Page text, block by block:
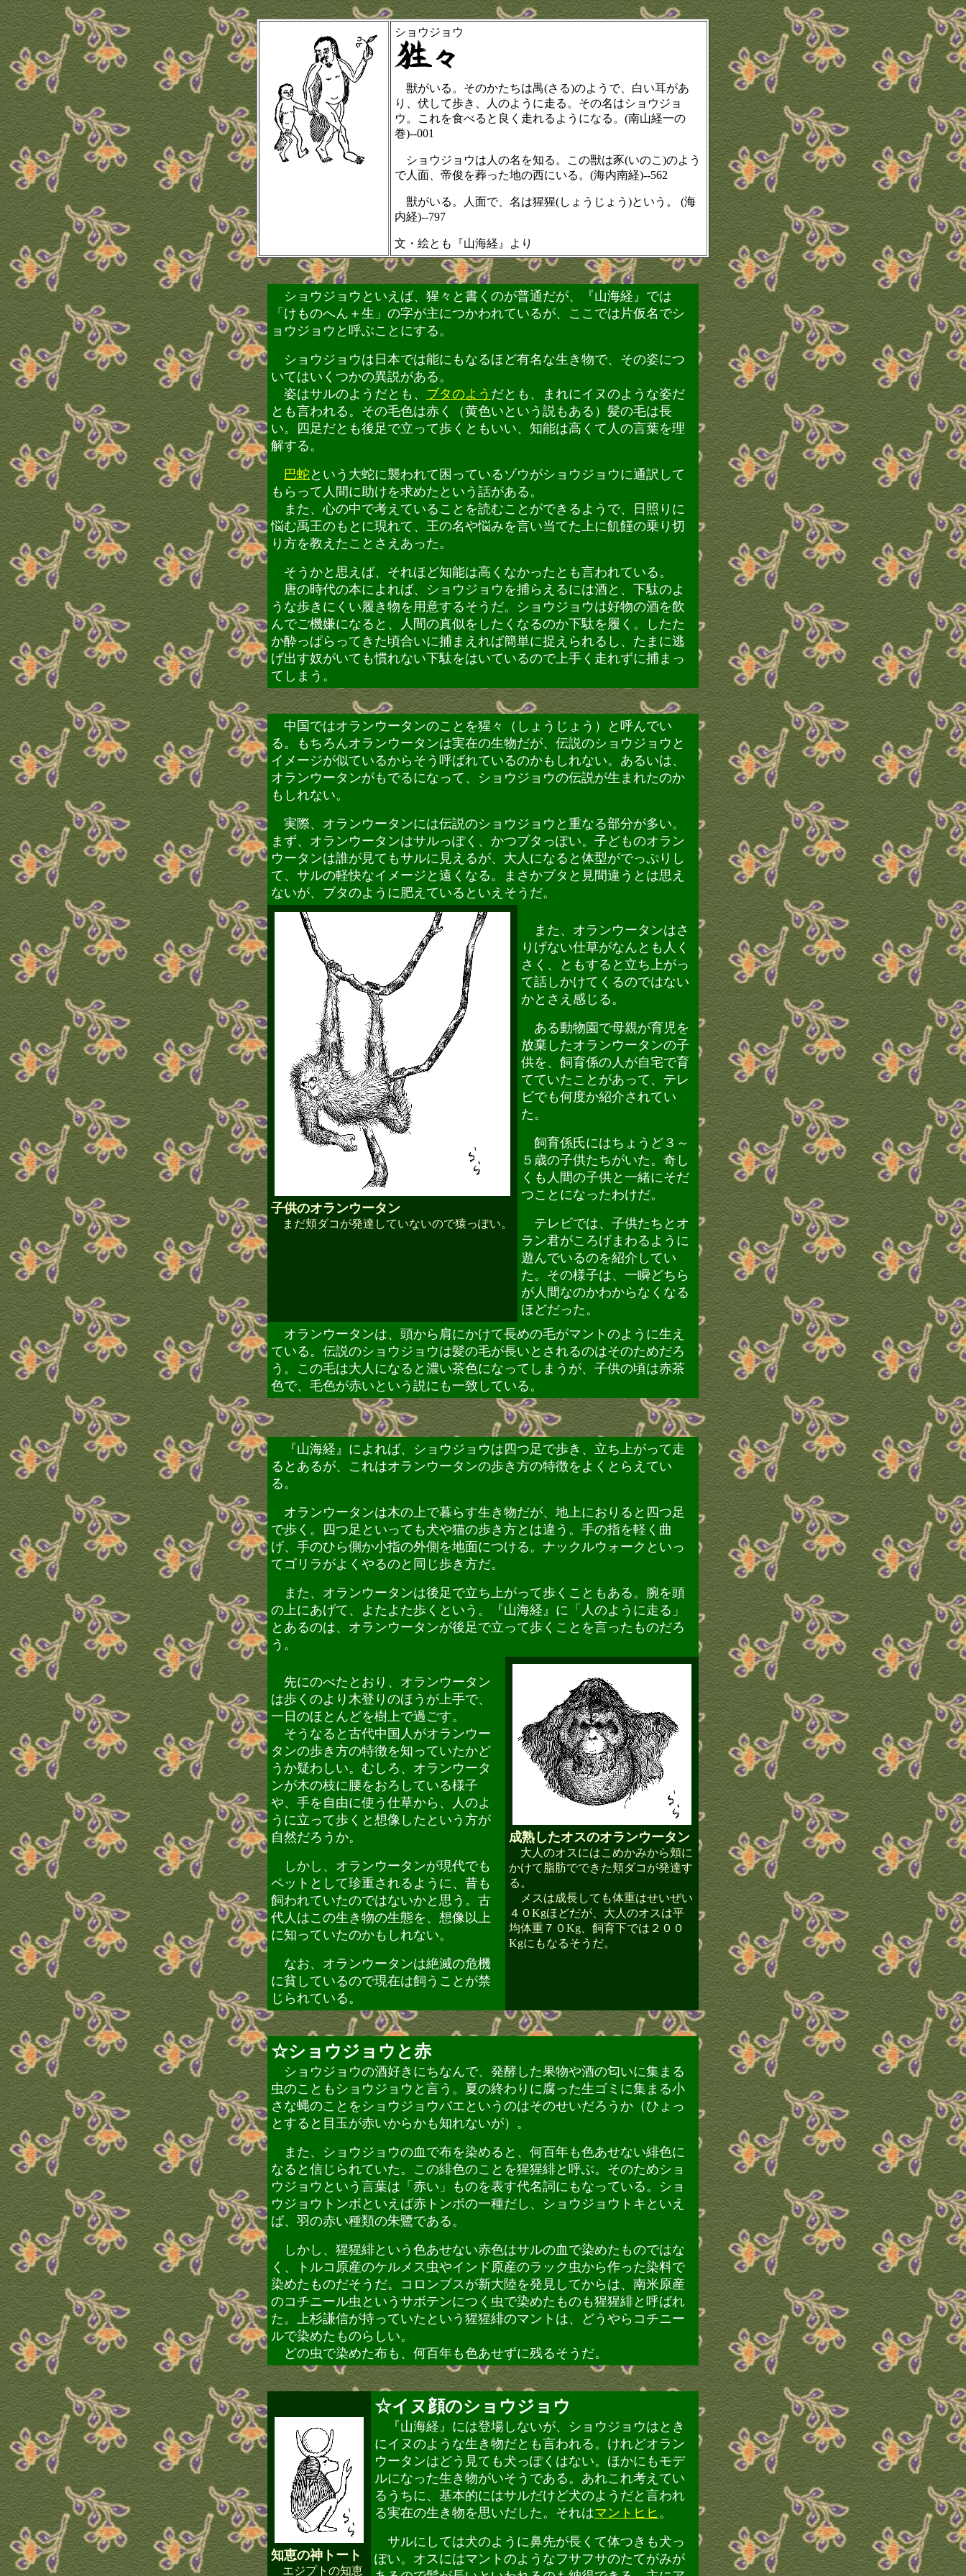
ショウジョウ
獣がいる。そのかたちは禺(さる)のようで、白い耳があ
り、伏して歩き、人のように走る。その名はショウジョ
ウ。これを食べると良く走れるようになる。(南山経一の
巻)--001
ショウジョウは人の名を知る。この獣は豕(いのこ)のよう
で人面、帝俊を葬った地の西にいる。(海内南経)--562
獣がいる。人面で、名は猩猩(しょうじょう)という。 (海
内経)--797
文・絵とも『山海経』より
ショウジョウといえば、猩々と書くのが普通だが、『山海経』では
「けものへん＋生」の字が主につかわれているが、ここでは片仮名でシ
ョウジョウと呼ぶことにする。
ショウジョウは日本では能にもなるほど有名な生き物で、その姿につ
いてはいくつかの異説がある。
姿はサルのようだとも、 ブタのよう だとも、まれにイヌのような姿だ
とも言われる。その毛色は赤く（黄色いという説もある）髪の毛は長
い。四足だとも後足で立って歩くともいい、知能は高くて人の言葉を理
解する。
巴蛇という大蛇に襲われて困っているゾウがショウジョウに通訳して
もらって人間に助けを求めたという話がある。
また、心の中で考えていることを読むことができるようで、日照りに
悩む禹王のもとに現れて、王の名や悩みを言い当てた上に飢饉の乗り切
り方を教えたことさえあった。
そうかと思えば、それほど知能は高くなかったとも言われている。
唐の時代の本によれば、ショウジョウを捕らえるには酒と、下駄のよ
うな歩きにくい履き物を用意するそうだ。ショウジョウは好物の酒を飲
んでご機嫌になると、人間の真似をしたくなるのか下駄を履く。したた
か酔っぱらってきた頃合いに捕まえれば簡単に捉えられるし、たまに逃
げ出す奴がいても慣れない下駄をはいているので上手く走れずに捕まっ
てしまう。
中国ではオランウータンのことを猩々（しょうじょう）と呼んでい
る。もちろんオランウータンは実在の生物だが、伝説のショウジョウと
イメージが似ているからそう呼ばれているのかもしれない。あるいは、
オランウータンがもでるになって、ショウジョウの伝説が生まれたのか
もしれない。
実際、オランウータンには伝説のショウジョウと重なる部分が多い。
まず、オランウータンはサルっぽく、かつブタっぽい。子どものオラン
ウータンは誰が見てもサルに見えるが、大人になると体型がでっぷりし
て、サルの軽快なイメージと遠くなる。まさかブタと見間違うとは思え
ないが、ブタのように肥えているといえそうだ。
子供のオランウータン
まだ頬ダコが発達していないので猿っぽい。
また、オランウータンはさ
りげない仕草がなんとも人く
さく、ともすると立ち上がっ
て話しかけてくるのではない
かとさえ感じる。
ある動物園で母親が育児を
放棄したオランウータンの子
供を、飼育係の人が自宅で育
てていたことがあって、テレ
ビでも何度か紹介されてい
た。
飼育係氏にはちょうど３～
５歳の子供たちがいた。奇し
くも人間の子供と一緒にそだ
つことになったわけだ。
テレビでは、子供たちとオ
ラン君がころげまわるように
遊んでいるのを紹介してい
た。その様子は、一瞬どちら
が人間なのかわからなくなる
ほどだった。
オランウータンは、頭から肩にかけて長めの毛がマントのように生え
ている。伝説のショウジョウは髪の毛が長いとされるのはそのためだろ
う。この毛は大人になると濃い茶色になってしまうが、子供の頃は赤茶
色で、毛色が赤いという説にも一致している。
『山海経』によれば、ショウジョウは四つ足で歩き、立ち上がって走
るとあるが、これはオランウータンの歩き方の特徴をよくとらえてい
る。
オランウータンは木の上で暮らす生き物だが、地上におりると四つ足
で歩く。四つ足といっても犬や猫の歩き方とは違う。手の指を軽く曲
げ、手のひら側か小指の外側を地面につける。ナックルウォークといっ
てゴリラがよくやるのと同じ歩き方だ。
また、オランウータンは後足で立ち上がって歩くこともある。腕を頭
の上にあげて、よたよた歩くという。『山海経』に「人のように走る」
とあるのは、オランウータンが後足で立って歩くことを言ったものだろ
う。
先にのべたとおり、オランウータン
は歩くのより木登りのほうが上手で、
一日のほとんどを樹上で過ごす。
そうなると古代中国人がオランウー
タンの歩き方の特徴を知っていたかど
うか疑わしい。むしろ、オランウータ
ンが木の枝に腰をおろしている様子
や、手を自由に使う仕草から、人のよ
うに立って歩くと想像したという方が
自然だろうか。
しかし、オランウータンが現代でも
ペットとして珍重されるように、昔も
飼われていたのではないかと思う。古
代人はこの生き物の生態を、想像以上
に知っていたのかもしれない。
なお、オランウータンは絶滅の危機
に貧しているので現在は飼うことが禁
じられている。
成熟したオスのオランウータン
大人のオスにはこめかみから頬に
かけて脂肪でできた頬ダコが発達す
る。
メスは成長しても体重はせいぜい
４０Kgほどだが、大人のオスは平
均体重７０Kg、飼育下では２００
Kgにもなるそうだ。
☆ショウジョウと赤
ショウジョウの酒好きにちなんで、発酵した果物や酒の匂いに集まる
虫のこともショウジョウと言う。夏の終わりに腐った生ゴミに集まる小
さな蝿のことをショウジョウバエというのはそのせいだろうか（ひょっ
とすると目玉が赤いからかも知れないが）。
また、ショウジョウの血で布を染めると、何百年も色あせない緋色に
なると信じられていた。この緋色のことを猩猩緋と呼ぶ。そのためショ
ウジョウという言葉は「赤い」ものを表す代名詞にもなっている。ショ
ウジョウトンボといえば赤トンボの一種だし、ショウジョウトキといえ
ば、羽の赤い種類の朱鷺である。
しかし、猩猩緋という色あせない赤色はサルの血で染めたものではな
く、トルコ原産のケルメス虫やインド原産のラック虫から作った染料で
染めたものだそうだ。コロンブスが新大陸を発見してからは、南米原産
のコチニール虫というサボテンにつく虫で染めたものも猩猩緋と呼ばれ
た。上杉謙信が持っていたという猩猩緋のマントは、どうやらコチニー
ルで染めたものらしい。
どの虫で染めた布も、何百年も色あせずに残るそうだ。
知恵の神トート
エジプトの知恵
☆イヌ顔のショウジョウ
『山海経』には登場しないが、ショウジョウはとき
にイヌのような生き物だとも言われる。けれどオラン
ウータンはどう見ても犬っぽくはない。ほかにもモデ
ルになった生き物がいそうである。あれこれ考えてい
るうちに、基本的にはサルだけど犬のようだと言われ
る実在の生き物を思いだした。それはマントヒヒ 。
サルにしては犬のように鼻先が長くて体つきも犬っ
ぽい。オスにはマントのようなフサフサのたてがみが